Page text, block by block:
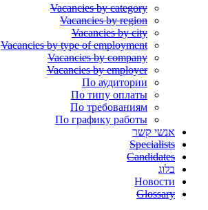
Vacancies by category
Vacancies by region
Vacancies by city
Vacancies by type of employment
Vacancies by company
Vacancies by employer
По аудитории
По типу оплаты
По требованиям
По графику работы
אנשי קשר
Specialists
Candidates
בלוג
Новости
Glossary